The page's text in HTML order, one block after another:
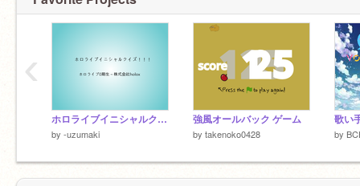
ホロライブイニシャルクイズ！！
by -uzumaki
強風オールバック ゲーム
by takenoko0428
歌い
by
‹